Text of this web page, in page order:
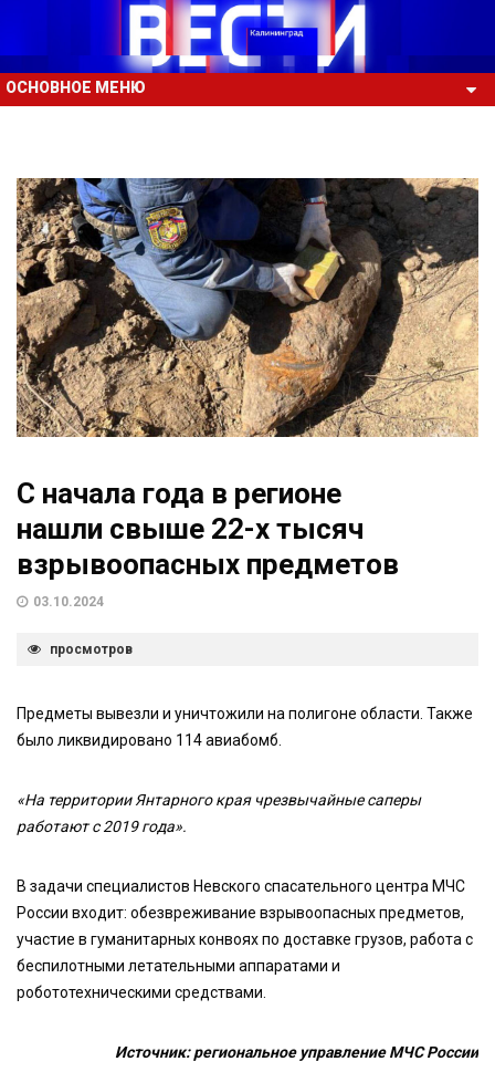
ОСНОВНОЕ МЕНЮ
С начала года в регионе
нашли свыше 22-х тысяч
взрывоопасных предметов
03.10.2024
просмотров
Предметы вывезли и уничтожили на полигоне области. Также
было ликвидировано 114 авиабомб.
«На территории Янтарного края чрезвычайные саперы
работают с 2019 года».
В задачи специалистов Невского спасательного центра МЧС
России входит: обезвреживание взрывоопасных предметов,
участие в гуманитарных конвоях по доставке грузов, работа с
беспилотными летательными аппаратами и
робототехническими средствами.
Источник: региональное управление МЧС России